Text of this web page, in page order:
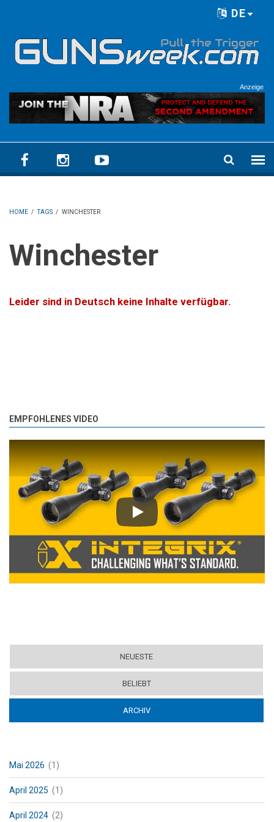
DE
Anzeige
HOME / TAGS / WINCHESTER
Winchester
Leider sind in Deutsch keine Inhalte verfügbar.
EMPFOHLENES VIDEO
Play
NEUESTE
BELIEBT
ARCHIV(ACTIVE TAB)
Mai 2026 (1)
April 2025 (1)
April 2024 (2)